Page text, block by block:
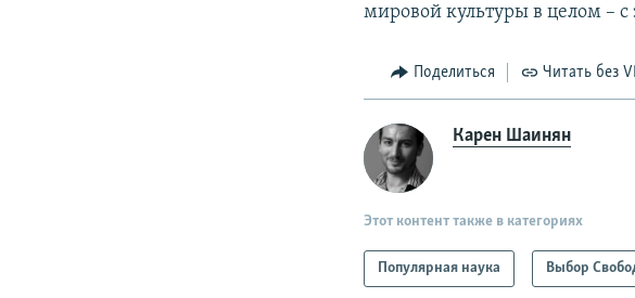
мировой культуры в целом –
Поделиться Читать без
Карен Шаинян
Этот контент также в категориях
Популярная наука Выбор